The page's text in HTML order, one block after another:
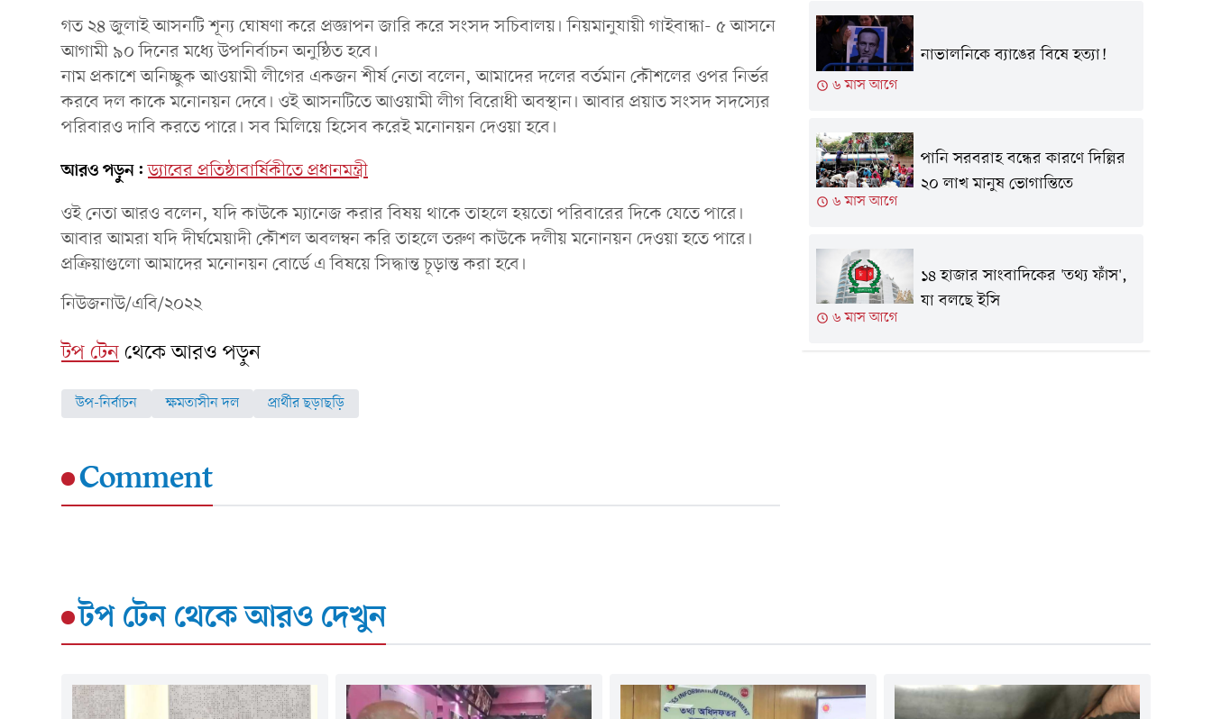
গত ২৪ জুলাই আসনটি শূন্য ঘোষণা করে প্রজ্ঞাপন জারি করে সংসদ সচিবালয়। নিয়মানুযায়ী গাইবান্ধা- ৫ আসনে
আগামী ৯০ দিনের মধ্যে উপনির্বাচন অনুষ্ঠিত হবে।
নাম প্রকাশে অনিচ্ছুক আওয়ামী লীগের একজন শীর্ষ নেতা বলেন, আমাদের দলের বর্তমান কৌশলের ওপর নির্ভর
করবে দল কাকে মনোনয়ন দেবে। ওই আসনটিতে আওয়ামী লীগ বিরোধী অবস্থান। আবার প্রয়াত সংসদ সদস্যের
পরিবারও দাবি করতে পারে। সব মিলিয়ে হিসেব করেই মনোনয়ন দেওয়া হবে।
আরও পড়ুন: ড্যাবের প্রতিষ্ঠাবার্ষিকীতে প্রধানমন্ত্রী
ওই নেতা আরও বলেন, যদি কাউকে ম্যানেজ করার বিষয় থাকে তাহলে হয়তো পরিবারের দিকে যেতে পারে।
আবার আমরা যদি দীর্ঘমেয়াদী কৌশল অবলম্বন করি তাহলে তরুণ কাউকে দলীয় মনোনয়ন দেওয়া হতে পারে।
প্রক্রিয়াগুলো আমাদের মনোনয়ন বোর্ডে এ বিষয়ে সিদ্ধান্ত চূড়ান্ত করা হবে।
নিউজনাউ/এবি/২০২২
টপ টেনথেকে আরও পড়ুন
উপ-নির্বাচন ক্ষমতাসীন দল প্রার্থীর ছড়াছড়ি
Comment
৬ মাস আগে
নাভালনিকে ব্যাঙের বিষে হত্যা!
৬ মাস আগে
পানি সরবরাহ বন্ধের কারণে দিল্লির
২০ লাখ মানুষ ভোগান্তিতে
৬ মাস আগে
১৪ হাজার সাংবাদিকের 'তথ্য ফাঁস',
যা বলছে ইসি
টপ টেনথেকে আরও দেখুন